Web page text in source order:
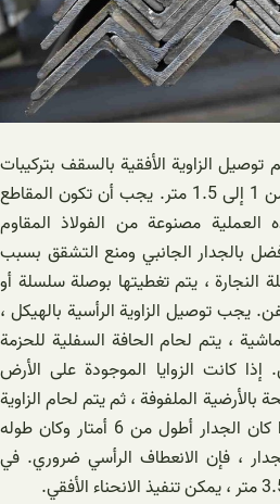
الزاوية الأفقية بالسقف بتركيبات
من الفئة 14 وما فوق بفاصل من 1 إلى 1.5 متر. يجب أن تكون المقاطع
العملية مصنوعة من الفولاذ المقاوم
بالجدار الجانبي ومنع التشقق بسبب
النجارة ، يتم تغطيتها بوصلة سلسلة أو
توصيل الزاوية الرأسية بالهيكل ،
، يتم لحام الحافة السفلية للحزمة
كانت الزوايا الموجودة على الأرض
الملفوفة ، ثم يتم لحام الزاوية
بها بزاوية حتى تتصل جيدًا. إذا كان الجدار أطول من 6 أمتار وكان طوله
الجدار ، فإن الانعطاف الرأسي ضروري. في